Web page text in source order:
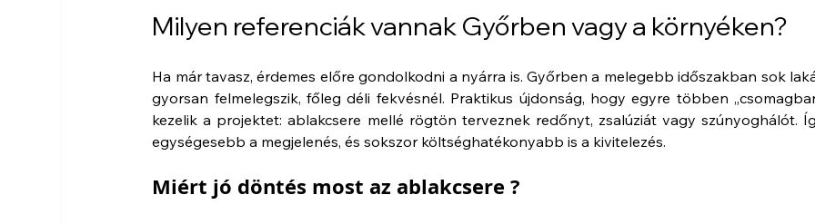
Milyen referenciák vannak Győrben vagy a környéken?
Ha már tavasz, érdemes előre gondolkodni a nyárra is. Győrben a melegebb időszakban sok
gyorsan felmelegszik, főleg déli fekvésnél. Praktikus újdonság, hogy egyre többen
kezelik a projektet: ablakcsere mellé rögtön terveznek redőnyt, zsalúziát vagy szúnyoghálót.
egységesebb a megjelenés, és sokszor költséghatékonyabb is a kivitelezés.
Miért jó döntés most az ablakcsere ?